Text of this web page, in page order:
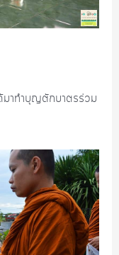
มาทำบุญตักบาตรร่วม